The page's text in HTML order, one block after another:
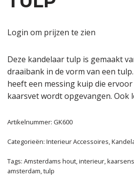
Login om prijzen te zien
Deze kandelaar tulp is gemaakt
draaibank in de vorm van een
heeft een messing kuip die
kaarsvet wordt opgevangen. Ook
Artikelnummer: GK600
Categorieën: Interieur Accessoires,
Tags: Amsterdams hout,interieur,
amsterdam,tulp